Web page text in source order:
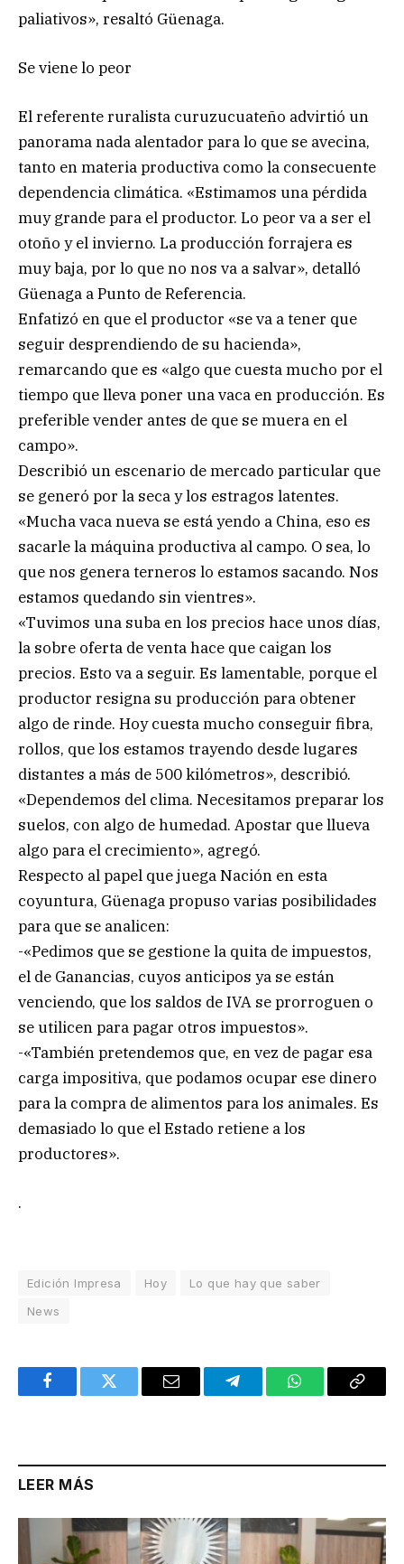
paliativos», resaltó Güenaga.
Se viene lo peor
El referente ruralista curuzucuateño advirtió un
panorama nada alentador para lo que se avecina,
tanto en materia productiva como la consecuente
dependencia climática. «Estimamos una pérdida
muy grande para el productor. Lo peor va a ser el
otoño y el invierno. La producción forrajera es
muy baja, por lo que no nos va a salvar», detalló
Güenaga a Punto de Referencia.
Enfatizó en que el productor «se va a tener que
seguir desprendiendo de su hacienda»,
remarcando que es «algo que cuesta mucho por el
tiempo que lleva poner una vaca en producción. Es
preferible vender antes de que se muera en el
campo».
Describió un escenario de mercado particular que
se generó por la seca y los estragos latentes.
«Mucha vaca nueva se está yendo a China, eso es
sacarle la máquina productiva al campo. O sea, lo
que nos genera terneros lo estamos sacando. Nos
estamos quedando sin vientres».
«Tuvimos una suba en los precios hace unos días,
la sobre oferta de venta hace que caigan los
precios. Esto va a seguir. Es lamentable, porque el
productor resigna su producción para obtener
algo de rinde. Hoy cuesta mucho conseguir fibra,
rollos, que los estamos trayendo desde lugares
distantes a más de 500 kilómetros», describió.
«Dependemos del clima. Necesitamos preparar los
suelos, con algo de humedad. Apostar que llueva
algo para el crecimiento», agregó.
Respecto al papel que juega Nación en esta
coyuntura, Güenaga propuso varias posibilidades
para que se analicen:
-«Pedimos que se gestione la quita de impuestos,
el de Ganancias, cuyos anticipos ya se están
venciendo, que los saldos de IVA se prorroguen o
se utilicen para pagar otros impuestos».
-«También pretendemos que, en vez de pagar esa
carga impositiva, que podamos ocupar ese dinero
para la compra de alimentos para los animales. Es
demasiado lo que el Estado retiene a los
productores».
.
Edición Impresa Hoy
Lo que hay que saber
News
FacebookTwitter Email TelegramWhatsAppCopy
LEER MÁS